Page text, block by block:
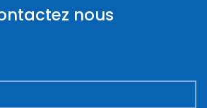
nous